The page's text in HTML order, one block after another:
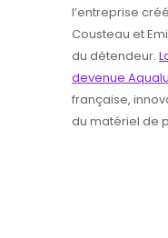
l’entreprise
Cousteau et
du détendeur.
devenue
française,
du matériel de